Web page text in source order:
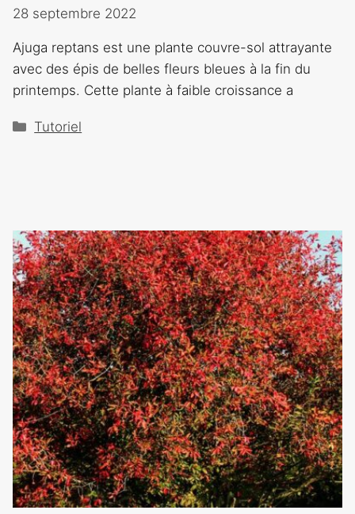
28 septembre 2022
Ajuga reptans est une plante couvre-sol attrayante
avec des épis de belles fleurs bleues à la fin du
printemps. Cette plante à faible croissance a
Catégories
Tutoriel